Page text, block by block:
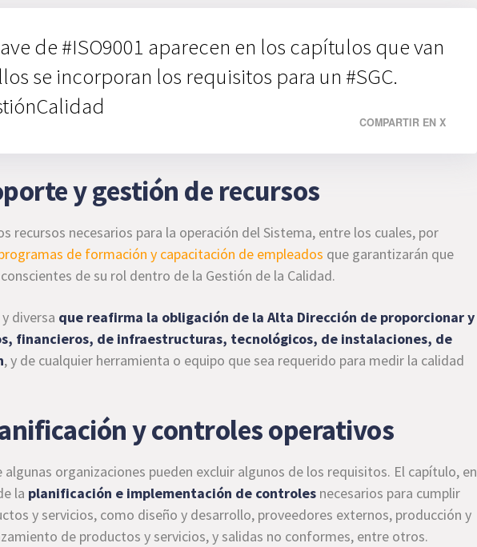
de #ISO9001 aparecen en los capítulos que van
se incorporan los requisitos para un #SGC.
COMPARTIR EN X
y gestión de recursos
recursos necesarios para la operación del Sistema, entre los cuales, por
de formación y capacitación de empleados que garantizarán que
de su rol dentro de la Gestión de la Calidad.
diversa que reafirma la obligación de la Alta Dirección de proporcionar y
financieros, de infraestructuras, tecnológicos, de instalaciones, de
, y de cualquier herramienta o equipo que sea requerido para medir la calidad
y controles operativos
algunas organizaciones pueden excluir algunos de los requisitos. El capítulo, en
la planificación e implementación de controles necesarios para cumplir
y servicios, como diseño y desarrollo, proveedores externos, producción y
de productos y servicios, y salidas no conformes, entre otros.